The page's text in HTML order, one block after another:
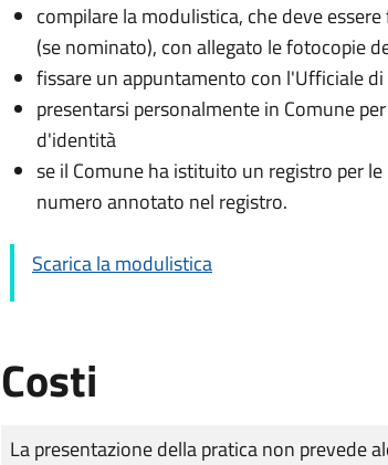
compilare la modulistica, che deve
(se nominato), con allegato le fotocopie
fissare un appuntamento con l'Ufficiale
presentarsi personalmente in Comune
d'identità
se il Comune ha istituito un registro per
numero annotato nel registro.
Scarica la modulistica
Costi
Tipo di pagamento
Importo
La presentazione della pratica non prevede